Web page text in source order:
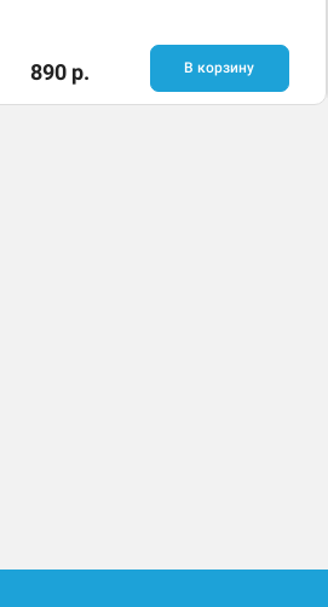
890 р. В корзину